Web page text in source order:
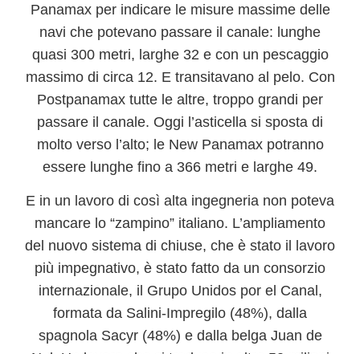
Panamax per indicare le misure massime delle
navi che potevano passare il canale: lunghe
quasi 300 metri, larghe 32 e con un pescaggio
massimo di circa 12. E transitavano al pelo. Con
Postpanamax tutte le altre, troppo grandi per
passare il canale. Oggi l’asticella si sposta di
molto verso l’alto; le New Panamax potranno
essere lunghe fino a 366 metri e larghe 49.
E in un lavoro di così alta ingegneria non poteva
mancare lo “zampino” italiano. L’ampliamento
del nuovo sistema di chiuse, che è stato il lavoro
più impegnativo, è stato fatto da un consorzio
internazionale, il Grupo Unidos por el Canal,
formata da Salini-Impregilo (48%), dalla
spagnola Sacyr (48%) e dalla belga Juan de